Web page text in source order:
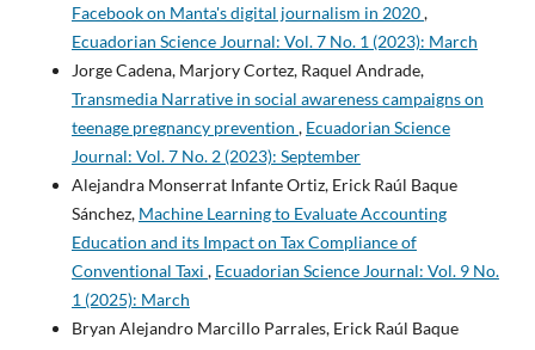
Facebook on Manta's digital journalism in 2020,
Ecuadorian Science Journal: Vol. 7 No. 1 (2023): March
Jorge Cadena, Marjory Cortez, Raquel Andrade,
Transmedia Narrative in social awareness campaigns on
teenage pregnancy prevention , Ecuadorian Science
Journal: Vol. 7 No. 2 (2023): September
Alejandra Monserrat Infante Ortiz, Erick Raúl Baque
Sánchez, Machine Learning to Evaluate Accounting
Education and its Impact on Tax Compliance of
Conventional Taxi , Ecuadorian Science Journal: Vol. 9 No.
1 (2025): March
Bryan Alejandro Marcillo Parrales, Erick Raúl Baque